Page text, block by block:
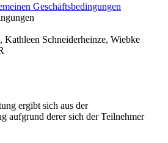
Geschäftsbedingungen
Kathleen Schneiderheinze, Wiebke
ergibt sich aus der
aufgrund derer sich der Teilnehmer